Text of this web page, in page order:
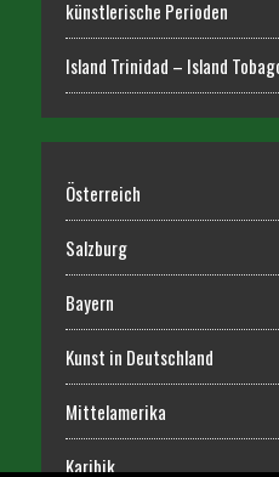
künstlerische Perioden
Island Trinidad – Island
Österreich
Salzburg
Bayern
Kunst in Deutschland
Mittelamerika
Karibik